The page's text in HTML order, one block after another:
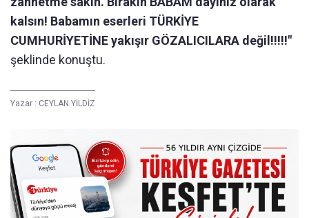
kalsın! Babamın eserleri TÜRKİYE
CUMHURİYETİNE yakışır GÖZALICILARA değil!!!!!"
şeklinde konuştu.
Yazar : CEYLAN YİLDİZ